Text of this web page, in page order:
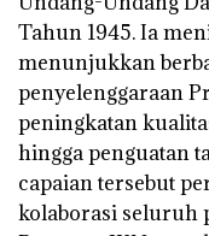
Tahun 1945. Ia
menunjukkan
penyelenggaraan
peningkatan
hingga penguatan
capaian tersebut
kolaborasi seluruh